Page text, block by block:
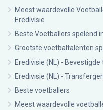
Meest waardevolle
Eredivisie
Beste Voetballers spelend
Grootste voetbaltalenten
Eredivisie (NL) -
Eredivisie (NL) -
Beste voetballers
Meest waardevolle